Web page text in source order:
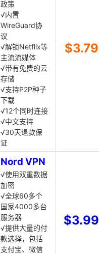
政策
√内置
WireGuard协
议
√解锁Netflix等
主流流媒体
√带有免费的云
存储
√支持P2P种子
下载
√12个同时连接
√中文支持
√30天退款保
证
$3.79
Nord VPN
√使用双重数据
加密
√全球60多个
国家4000多台
服务器
√提供大量的付
款选择，包括
支付宝、微信
$3.99